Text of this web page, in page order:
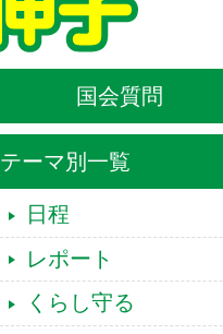
国会質問
テーマ別一覧
日程
レポート
くらし守る